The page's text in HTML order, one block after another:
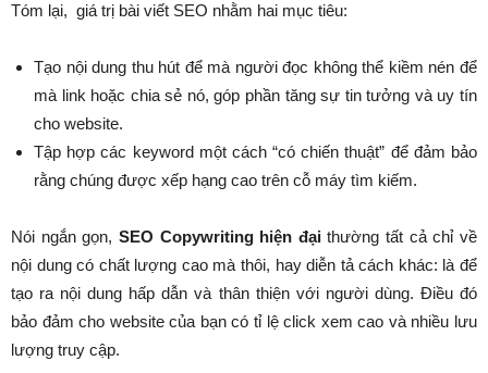
Tóm lại, giá trị bài viết SEO nhằm hai mục tiêu:
Tạo nội dung thu hút để mà người đọc không thể kiềm nén để
mà link hoặc chia sẻ nó, góp phần tăng sự tin tưởng và uy tín
cho website.
Tập hợp các keyword một cách “có chiến thuật” để đảm bảo
rằng chúng được xếp hạng cao trên cỗ máy tìm kiếm.
Nói ngắn gọn, SEO Copywriting hiện đạithường tất cả chỉ về
nội dung có chất lượng cao mà thôi, hay diễn tả cách khác: là để
tạo ra nội dung hấp dẫn và thân thiện với người dùng. Điều đó
bảo đảm cho website của bạn có tỉ lệ click xem cao và nhiều lưu
lượng truy cập.